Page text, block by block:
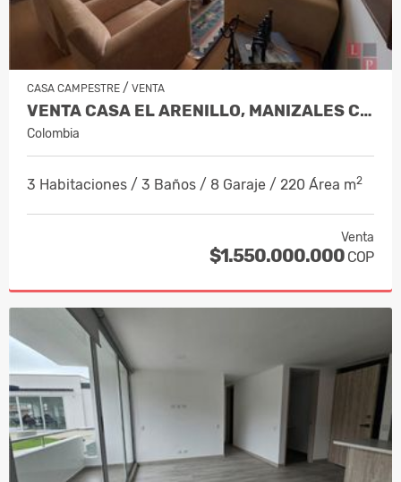
CASA CAMPESTRE / VENTA
VENTA CASA EL ARENILLO, MANIZALES CO…
Colombia
3 Habitaciones / 3 Baños / 8 Garaje / 220 Área m2
Venta
$1.550.000.000 COP